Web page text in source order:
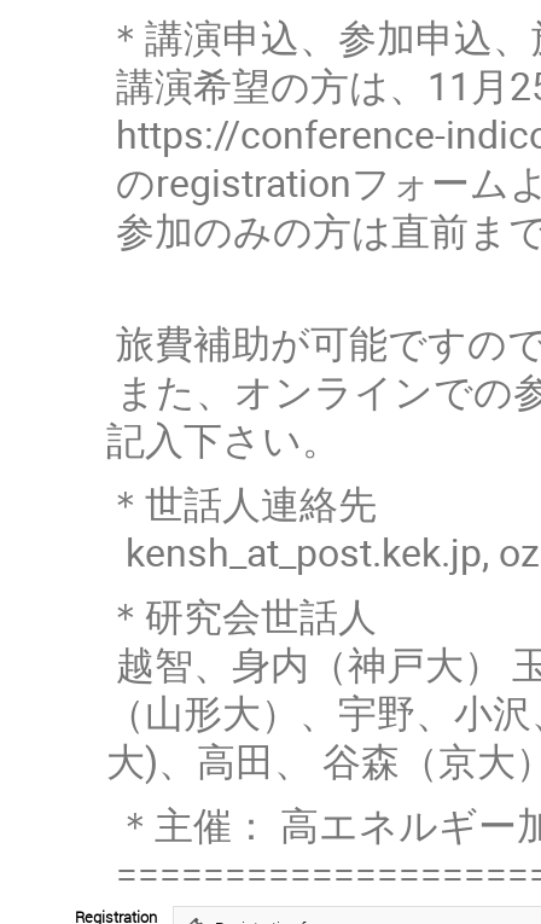
＊講演申込、参加申込
講演希望の方は、11月
https://conference-
のregistrationフォーム
参加のみの方は直前ま
旅費補助が可能ですの
また、オンラインでの
記入下さい。
＊世話人連絡先
kensh_at_post.kek.jp,
＊研究会世話人
越智、身内（神戸大）
（山形大）、宇野、小
大)、高田、 谷森（京大
＊主催： 高エネルギ
Registration